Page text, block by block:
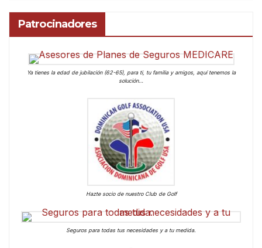
Patrocinadores
Ya tienes la edad de jubilación (62-65), para ti, tu familia y amigos, aquí tenemos la
solución…
Hazte socio de nuestro Club de Golf
Seguros para todas tus necesidades y a tu medida.